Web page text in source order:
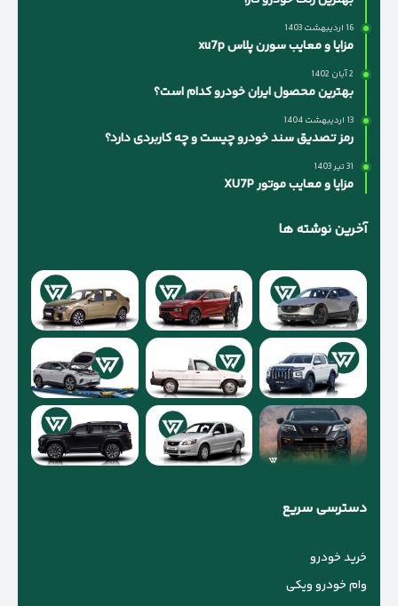
16 اردیبهشت 1403
مزایا و معایب سورن پلاس xu7p
2 آبان 1402
بهترین محصول ایران خودرو کدام است؟
13 اردیبهشت 1404
رمز تصدیق سند خودرو چیست و چه کاربردی دارد؟
31 تیر 1403
مزایا و معایب موتور XU7P
آخرین نوشته ها
دسترسی سریع
خرید خودرو
وام خودرو ویکی